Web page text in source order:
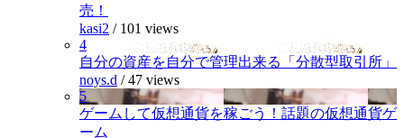
売！
kasi2 / 101 views
4
自分の資産を自分で管理出来る「分散型取引所」
noys.d /47 views
5
ゲームして仮想通貨を稼ごう！話題の仮想通貨ゲ
ーム